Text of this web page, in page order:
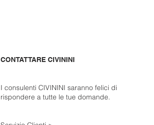
CONTATTARE CIVININI
I consulenti CIVININI saranno felici di
rispondere a tutte le tue domande.